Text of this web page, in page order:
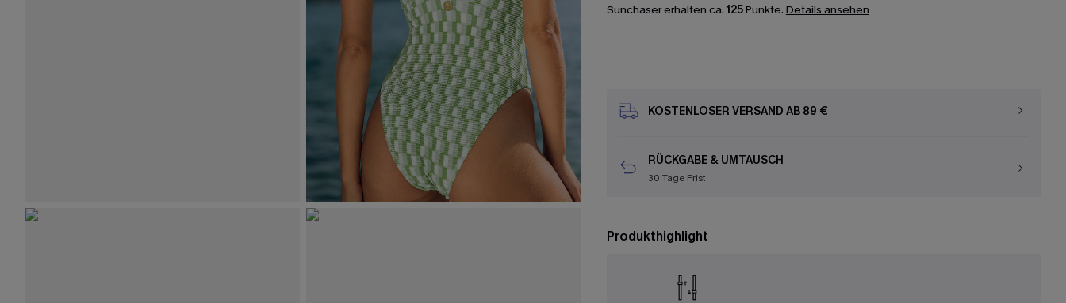
Sunchaser erhalten ca. 125Punkte. Details ansehen
KOSTENLOSER VERSAND AB 89 €
RÜCKGABE & UMTAUSCH
30 Tage Frist
Produkthighlight